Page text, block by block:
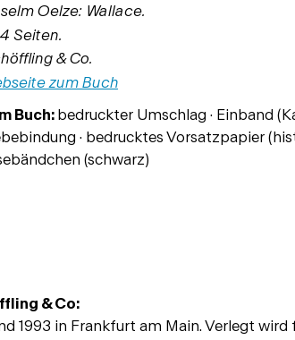
Oelze: Wallace.
Seiten.
& Co.
zum Buch
Buch: bedruckter Umschlag · Einband
· bedrucktes Vorsatzpapier
(schwarz)
& Co:
1993 in Frankfurt am Main. Verlegt wird